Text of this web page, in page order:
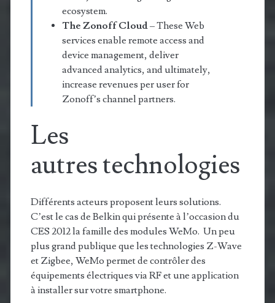
ecosystem.
The Zonoff Cloud– These Web
services enable remote access and
device management, deliver
advanced analytics, and ultimately,
increase revenues per user for
Zonoff’s channel partners.
Les
autres technologies
Différents acteurs proposent leurs solutions.
C’est le cas de Belkin qui présente à l’occasion du
CES 2012 la famille des modules WeMo. Un peu
plus grand publique que les technologies Z-Wave
et Zigbee, WeMo permet de contrôler des
équipements électriques via RF et une application
à installer sur votre smartphone.